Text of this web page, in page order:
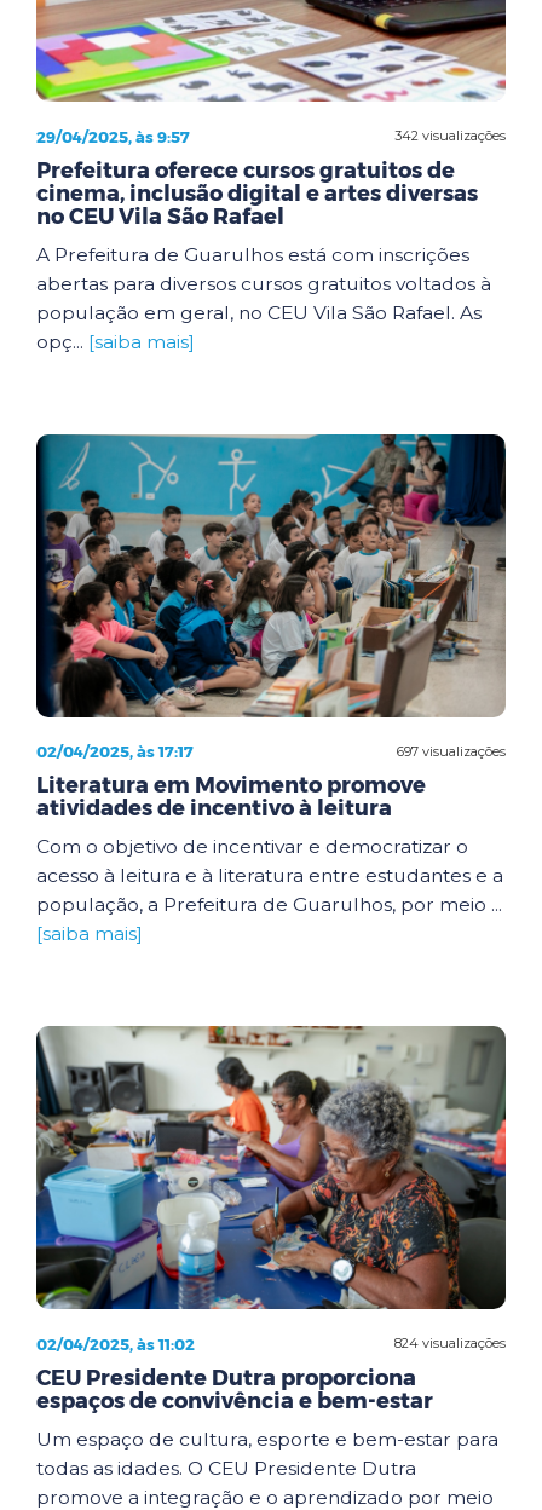
342 visualizações
29/04/2025, às 9:57
Prefeitura oferece cursos gratuitos de
cinema, inclusão digital e artes diversas
no CEU Vila São Rafael
A Prefeitura de Guarulhos está com inscrições
abertas para diversos cursos gratuitos voltados à
população em geral, no CEU Vila São Rafael. As
opç... [saiba mais]
697 visualizações
02/04/2025, às 17:17
Literatura em Movimento promove
atividades de incentivo à leitura
Com o objetivo de incentivar e democratizar o
acesso à leitura e à literatura entre estudantes e a
população, a Prefeitura de Guarulhos, por meio ...
[saiba mais]
824 visualizações
02/04/2025, às 11:02
CEU Presidente Dutra proporciona
espaços de convivência e bem-estar
Um espaço de cultura, esporte e bem-estar para
todas as idades. O CEU Presidente Dutra
promove a integração e o aprendizado por meio